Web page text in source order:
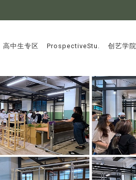
:::
高中生专区 ProspectiveStu. 创艺学院